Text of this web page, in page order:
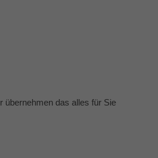
übernehmen das alles für Sie